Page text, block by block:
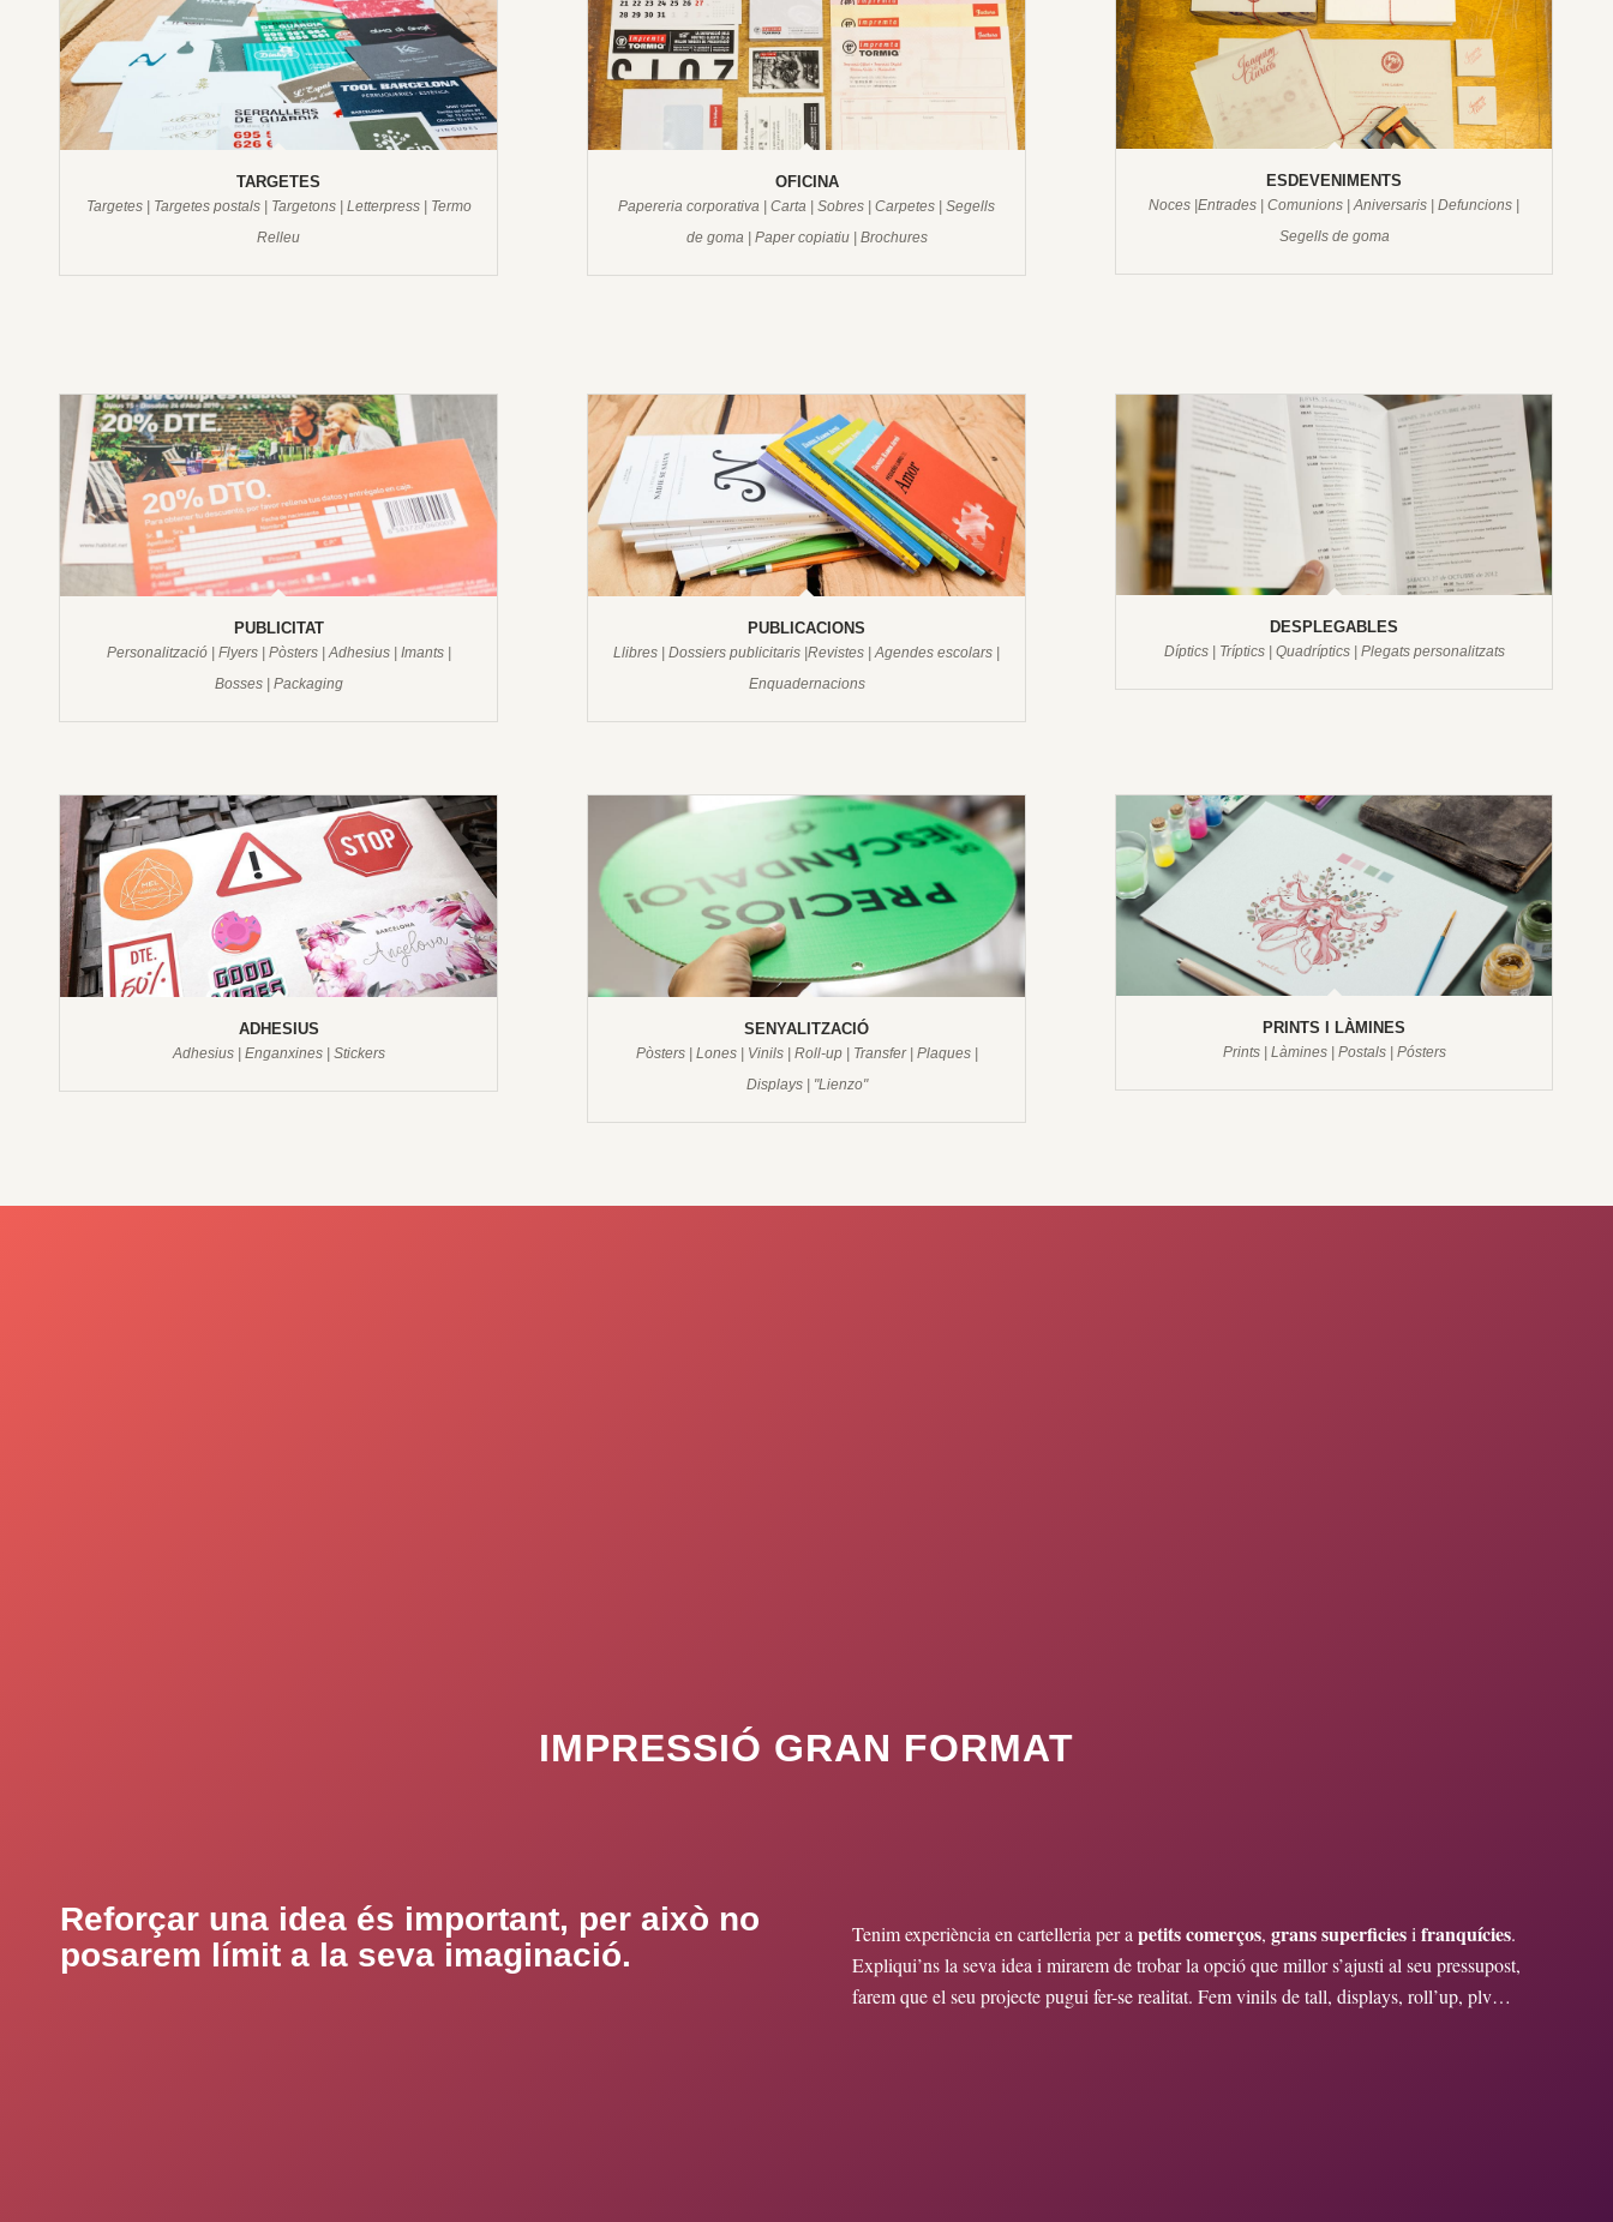
TARGETES
Targetes | Targetes postals | Targetons | Letterpress | Termo
Relleu
OFICINA
Papereria corporativa | Carta | Sobres | Carpetes | Segells
de goma | Paper copiatiu | Brochures
ESDEVENIMENTS
Noces |Entrades | Comunions | Aniversaris | Defuncions |
Segells de goma
PUBLICITAT
Personalització | Flyers | Pòsters | Adhesius | Imants |
Bosses | Packaging
PUBLICACIONS
Llibres | Dossiers publicitaris |Revistes | Agendes escolars |
Enquadernacions
DESPLEGABLES
Díptics | Tríptics | Quadríptics | Plegats personalitzats
ADHESIUS
Adhesius | Enganxines | Stickers
SENYALITZACIÓ
Pòsters | Lones | Vinils | Roll-up | Transfer | Plaques |
Displays | "Lienzo"
PRINTS I LÀMINES
Prints | Làmines | Postals | Pósters
IMPRESSIÓ GRAN FORMAT
Reforçar una idea és important, per això no
posarem límit a la seva imaginació.
Tenim experiència en cartelleria per a petits comerços, grans superficiesi franquícies.
Expliqui’ns la seva idea i mirarem de trobar la opció que millor s’ajusti al seu pressupost,
farem que el seu projecte pugui fer-se realitat. Fem vinils de tall, displays, roll’up, plv…